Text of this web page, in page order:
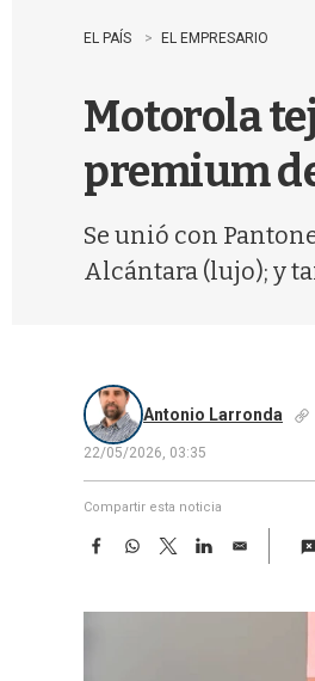
EL PAÍS EL EMPRESARIO
Motorola
premium
Se unió con
Alcántara (lujo); y
Antonio Larronda
22/05/2026, 03:35
Compartir esta noticia
F
e
W
t
T
w
t
L
k
E
i